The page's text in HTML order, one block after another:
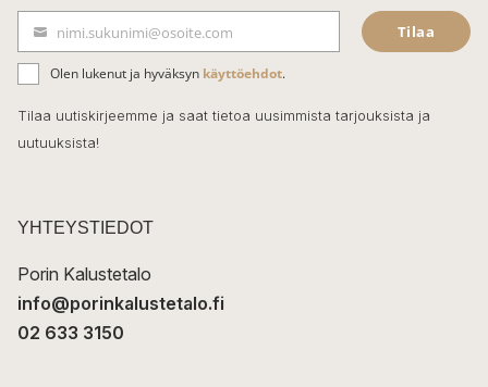
e
b
o
o
k
ä
h
k
t
nimi.sukunimi@osoite.com Tilaa
Olen lukenut ja hyväksyn käyttöehdot.
Tilaa uutiskirjeemme ja saat tietoa uusimmista tarjouksista ja
uutuuksista!
YHTEYSTIEDOT
Porin Kalustetalo
info@porinkalustetalo.fi
02 633 3150